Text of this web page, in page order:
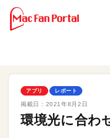
アプリ レポート
掲載日： 2021年8月2日
環境光に合わ